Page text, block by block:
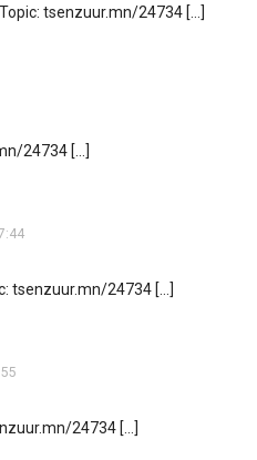
tsenzuur.mn/24734 […]
24734 […]
tsenzuur.mn/24734 […]
24734 […]